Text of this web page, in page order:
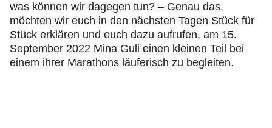
was können wir dagegen tun? – Genau das,
möchten wir euch in den nächsten Tagen Stück für
Stück erklären und euch dazu aufrufen, am 15.
September 2022 Mina Guli einen kleinen Teil bei
einem ihrer Marathons läuferisch zu begleiten.